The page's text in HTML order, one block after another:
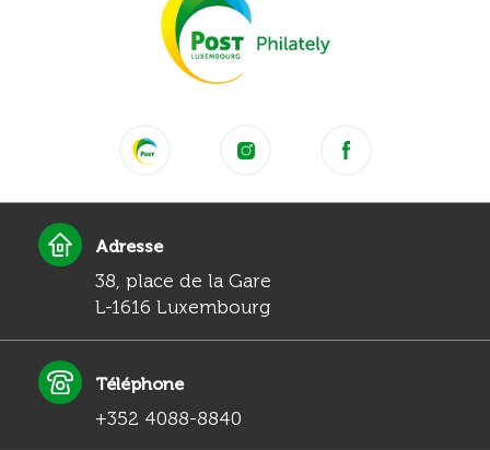
Adresse
38, place de la Gare
L-1616 Luxembourg
Téléphone
+352 4088-8840